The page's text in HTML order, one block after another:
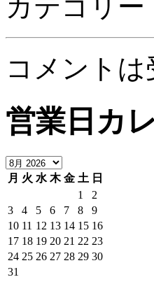
カテゴリー
コメント
営業日カ
月 火 水 木 金 土 日
1
2
3
4 5 6 7 8
9
10 11 12 13 14 15 16
17 18 19 20 21 22 23
24 25 26 27 28 29 30
31